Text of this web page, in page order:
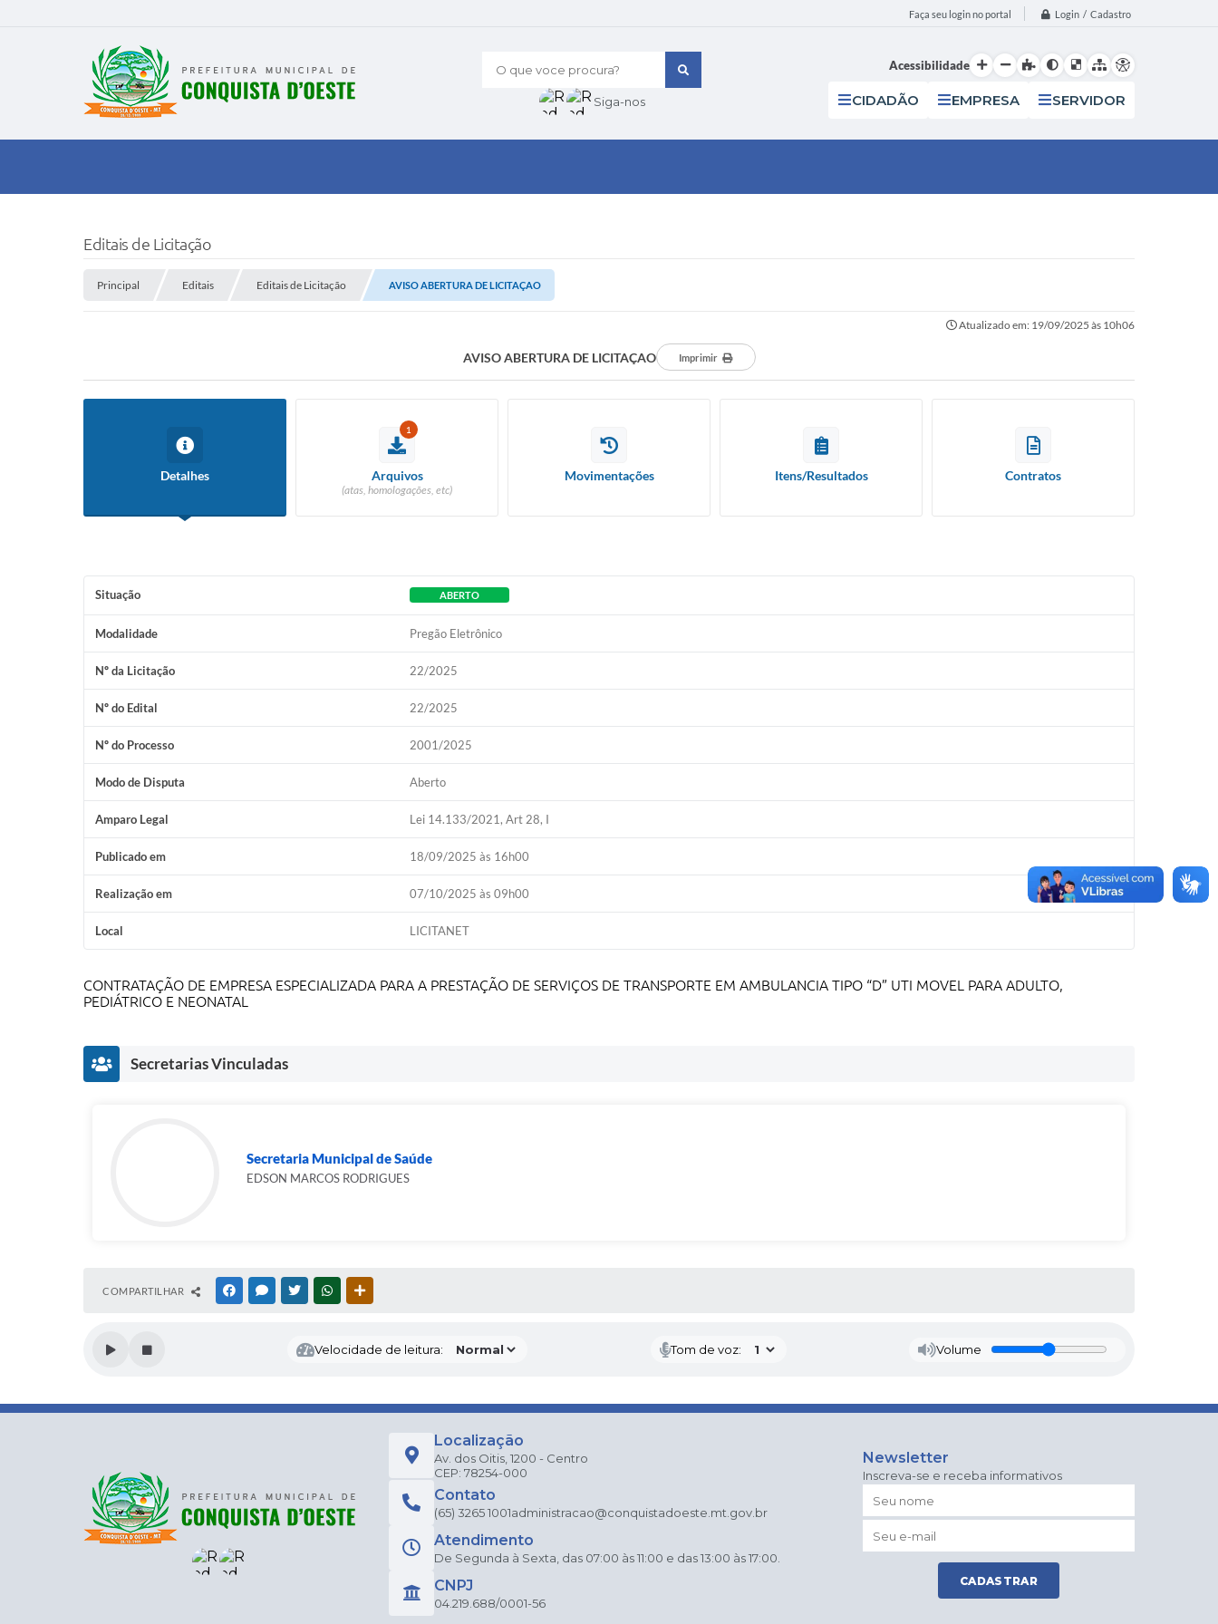
Faça seu login no portal Login / Cadastro
O que voce procura?
Siga-nos
Acessibilidade
CIDADÃO EMPRESA SERVIDOR
Editais de Licitação
Principal Editais Editais de Licitação AVISO ABERTURA DE LICITAÇAO
Atualizado em: 19/09/2025 às 10h06
AVISO ABERTURA DE LICITAÇAO Imprimir
Detalhes
1
Arquivos
(atas, homologações, etc)
Movimentações Itens/Resultados Contratos
Situação ABERTO
Modalidade Pregão Eletrônico
Nº da Licitação 22/2025
Nº do Edital 22/2025
Nº do Processo 2001/2025
Modo de Disputa Aberto
Amparo Legal Lei 14.133/2021, Art 28, I
Publicado em 18/09/2025 às 16h00
Realização em 07/10/2025 às 09h00
Local LICITANET
CONTRATAÇÃO DE EMPRESA ESPECIALIZADA PARA A PRESTAÇÃO DE SERVIÇOS DE TRANSPORTE EM AMBULANCIA TIPO “D” UTI MOVEL PARA ADULTO,
PEDIÁTRICO E NEONATAL
Secretarias Vinculadas
Secretaria Municipal de Saúde
EDSON MARCOS RODRIGUES
COMPARTILHAR FACEBOOKMESSENGER
TWITTERWHATSAPP
Velocidade de leitura: Tom de voz: Volume
Localização
Av. dos Oitis, 1200 - Centro
CEP: 78254-000
Contato
(65) 3265 1001administracao@conquistadoeste.mt.gov.br
Atendimento
De Segunda à Sexta, das 07:00 às 11:00 e das 13:00 às 17:00.
CNPJ
04.219.688/0001-56
Newsletter
Inscreva-se e receba informativos
CADASTRAR